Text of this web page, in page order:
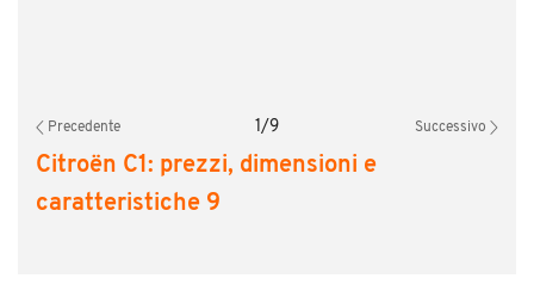
Precedente 1/9 Successivo
Citroën C1: prezzi, dimensioni e
caratteristiche 9